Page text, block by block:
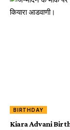
BIRTHDAY
Kiara Advani